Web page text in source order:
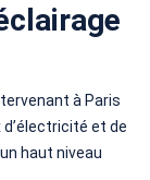
à Paris
et de
haut niveau